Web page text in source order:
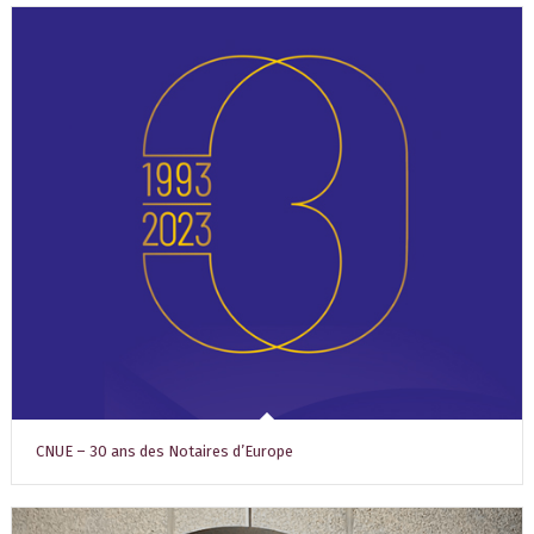
CNUE – 30 ans des Notaires d’Europe